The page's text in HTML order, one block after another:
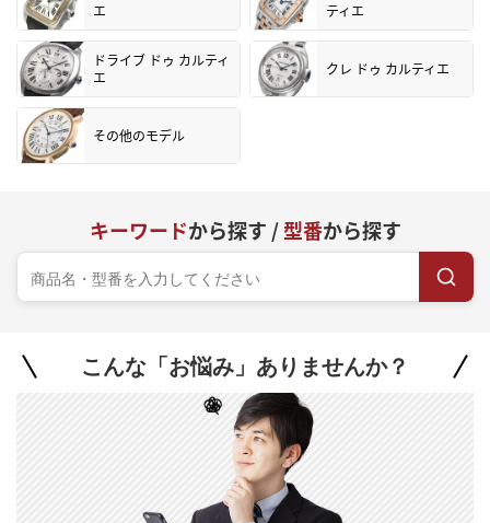
エ
ティエ
ドライブ ドゥ カルティ
エ
クレ ドゥ カルティエ
その他のモデル
キーワードから探す /型番から探す
こんな「お悩み」ありませんか？